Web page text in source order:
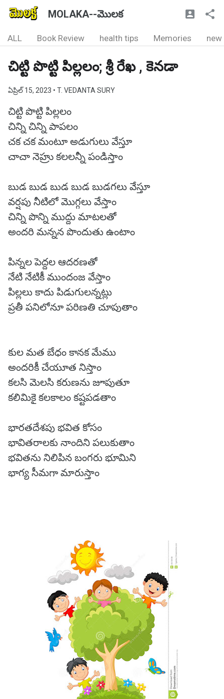
MOLAKA--మొలక
ALL Book Review health tips Memories new
చిట్టి పొట్టి పిల్లలం; శ్రీ రేఖ , కెనడా
ఏప్రిల్ 15, 2023 • T. VEDANTA SURY
చిట్టి పొట్టి పిల్లలం
చిన్ని చిన్ని పాపలం
చక చక మంటూ అడుగులు వేస్తూ
చాచా నెహ్రు కలలన్నీ పండిస్తాం
బుడ బుడ బుడ బుడ బుడగలు వేస్తూ
వర్షపు నీటిలో మొగ్గలు వేస్తాం
చిన్ని పొన్ని ముద్దు మాటలతో
అందరి మన్నన పొందుతు ఉంటాం
పిన్నల పెద్దల ఆదరణతో
నేటి నేటికీ ముందంజ వేస్తాం
పిల్లలు కాదు పిడుగులన్నట్లు
ప్రతీ పనిలోనూ పరిణతి చూపుతాం
కుల మత బేధం కానక మేము
అందరికీ చేయూత నిస్తాం
కలసి మెలసి కరుణను జూపుతూ
కలిమికై కలకాలం కష్టపడతాం
భారతదేశపు భవిత కోసం
భావితరాలకు నాందిని పలుకుతాం
భవితను నిలిపిన బంగరు భూమిని
భాగ్య సీమగా మారుస్తాం